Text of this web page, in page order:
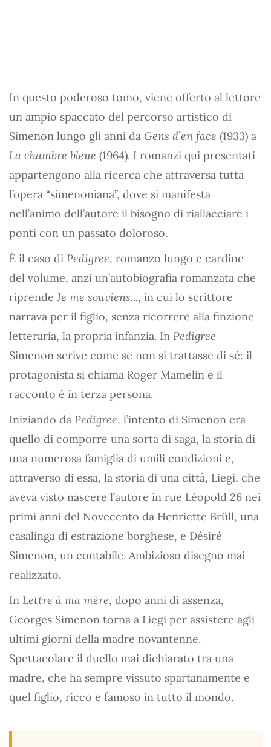
In questo poderoso tomo, viene offerto al lettore
un ampio spaccato del percorso artistico di
Simenon lungo gli anni da Gens d’en face (1933) a
La chambre bleue (1964). I romanzi qui presentati
appartengono alla ricerca che attraversa tutta
l’opera “simenoniana”, dove si manifesta
nell’animo dell’autore il bisogno di riallacciare i
ponti con un passato doloroso.
È il caso di Pedigree, romanzo lungo e cardine
del volume, anzi un’autobiografia romanzata che
riprende Je me souviens..., in cui lo scrittore
narrava per il figlio, senza ricorrere alla finzione
letteraria, la propria infanzia. In Pedigree
Simenon scrive come se non si trattasse di sé: il
protagonista si chiama Roger Mamelin e il
racconto è in terza persona.
Iniziando da Pedigree, l’intento di Simenon era
quello di comporre una sorta di saga, la storia di
una numerosa famiglia di umili condizioni e,
attraverso di essa, la storia di una città, Liegi, che
aveva visto nascere l’autore in rue Léopold 26 nei
primi anni del Novecento da Henriette Brüll, una
casalinga di estrazione borghese, e Désiré
Simenon, un contabile. Ambizioso disegno mai
realizzato.
In Lettre à ma mère, dopo anni di assenza,
Georges Simenon torna a Liegi per assistere agli
ultimi giorni della madre novantenne.
Spettacolare il duello mai dichiarato tra una
madre, che ha sempre vissuto spartanamente e
quel figlio, ricco e famoso in tutto il mondo.